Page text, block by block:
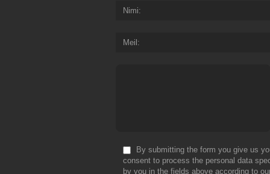
Nimi
Meil
By submitting the form you give us
consent to process the personal data
by you in the fields above according to